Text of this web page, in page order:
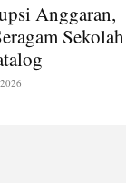
Anggaran,